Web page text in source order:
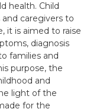
health. Child
and caregivers to
it is aimed to raise
diagnosis
families and
purpose, the
and
light of the
for the